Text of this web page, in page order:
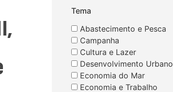
Tema
Abastecimento e Pesca
Campanha
Cultura e Lazer
Desenvolvimento Urbano
Economia do Mar
Economia e Trabalho